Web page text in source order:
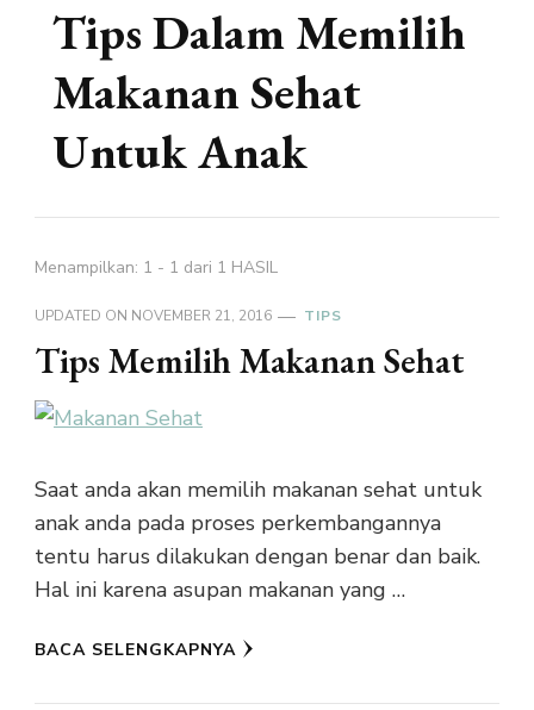
Tips Dalam Memilih
Makanan Sehat
Untuk Anak
Menampilkan: 1 - 1 dari 1 HASIL
UPDATED ON NOVEMBER 21, 2016 TIPS
Tips Memilih Makanan Sehat
Saat anda akan memilih makanan sehat untuk
anak anda pada proses perkembangannya
tentu harus dilakukan dengan benar dan baik.
Hal ini karena asupan makanan yang …
BACA SELENGKAPNYA